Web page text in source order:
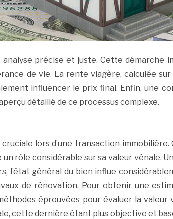
analyse précise et juste. Cette démarche
de vie. La rente viagère, calculée
influencer le prix final. Enfin, une
détaillé de ce processus complexe.
lors d’une transaction
rôle considérable sur sa valeur vénale.
l’état général du bien influe
de rénovation. Pour obtenir une
éprouvées pour évaluer la
cette dernière étant plus objective et